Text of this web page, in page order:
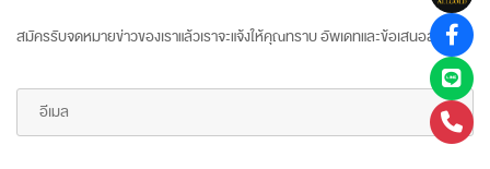
สมัครรับจดหมายข่าวของเราแล้วเราจะแจ้งให้คุณทราบ อัพเดทและข้อเสนอล่าสุด